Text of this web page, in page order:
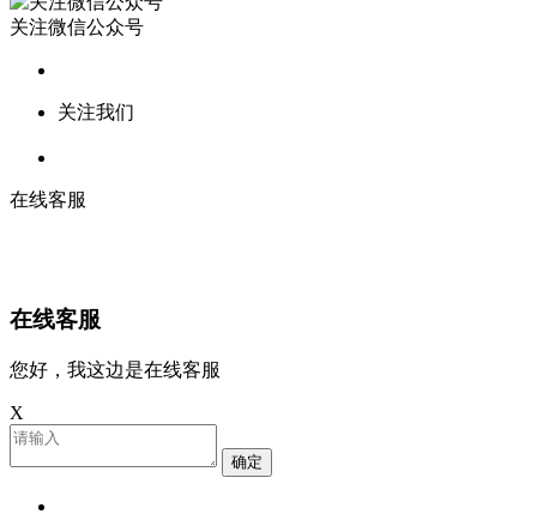
关注微信公众号
关注我们
在线客服
在线客服
您好，我这边是在线客服
X
确定